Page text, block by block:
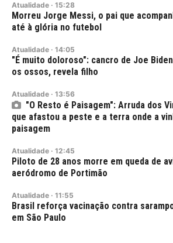
Atualidade · 15:28
Morreu Jorge Messi, o pai que
até à glória no futebol
Atualidade · 14:05
"É muito doloroso": cancro de Joe
os ossos, revela filho
Atualidade · 13:56
"O Resto é Paisagem": Arruda dos
que afastou a peste e a terra onde a
paisagem
Atualidade · 12:45
Piloto de 28 anos morre em queda de
aeródromo de Portimão
Atualidade · 11:55
Brasil reforça vacinação contra
em São Paulo